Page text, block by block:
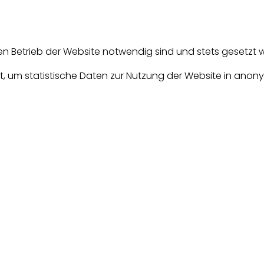
Betrieb der Website notwendig sind und stets gesetzt
statistische Daten zur Nutzung der Website in